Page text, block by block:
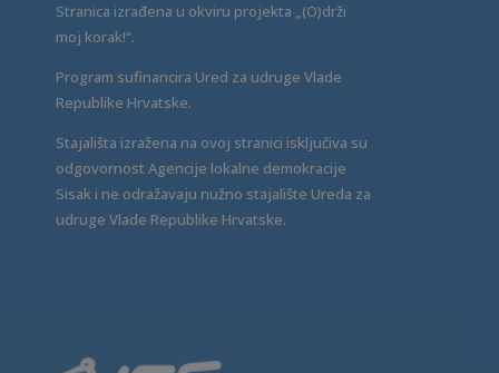
Stranica izrađena u okviru projekta „(O)drži
moj korak!“.
Program sufinancira Ured za udruge Vlade
Republike Hrvatske.
Stajališta izražena na ovoj stranici isključiva su
odgovornost Agencije lokalne demokracije
Sisak i ne odražavaju nužno stajalište Ureda za
udruge Vlade Republike Hrvatske.